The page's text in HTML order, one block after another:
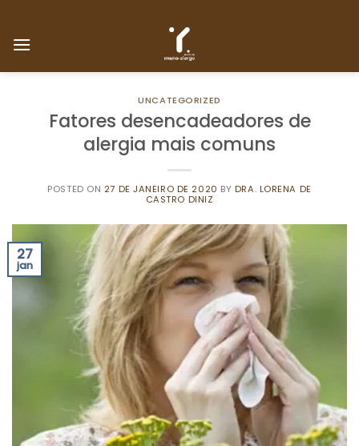
content
UNCATEGORIZED
Fatores desencadeadores de
alergia mais comuns
POSTED ON 27 DE JANEIRO DE 2020 BY DRA. LORENA DE
CASTRO DINIZ
27
jan